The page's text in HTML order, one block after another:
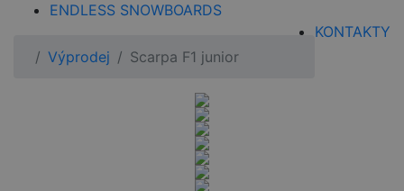
ENDLESS SNOWBOARDS
KONTAKTY
Výprodej
Scarpa F1 junior